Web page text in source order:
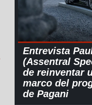
Entrevista
(Assentral
de reinventar
marco del
de Pagani